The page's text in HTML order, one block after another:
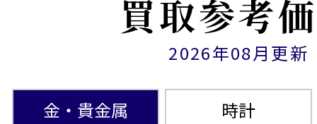
買取参考
2026年08月更新
金・貴金属 時計